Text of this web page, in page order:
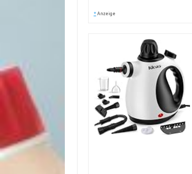
* Anzeige